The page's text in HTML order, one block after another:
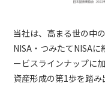
当社は、高まる世の中
NISA・つみたてNISA
ービスラインナップに
資産形成の第1歩を踏み